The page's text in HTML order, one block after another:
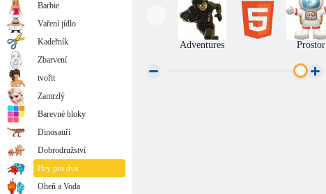
Adventures Prostor
Barbie
Vaření jídlo
Kadeřník
Zbarvení
tvořit
Zamrzlý
Barevné bloky
Dinosauři
Dobrodružství
Hry pro dva
Oheň a Voda